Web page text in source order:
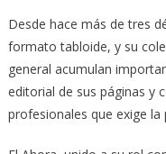
Desde hace más de tres
formato tabloide, y su
general acumulan
editorial de sus páginas y
profesionales que exige